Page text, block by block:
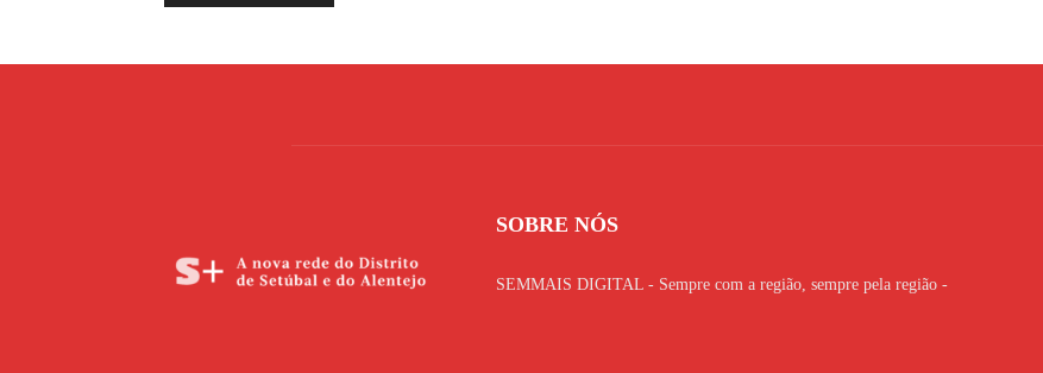
SOBRE NÓS
SEMMAIS DIGITAL - Sempre com a região, sempre pela região -